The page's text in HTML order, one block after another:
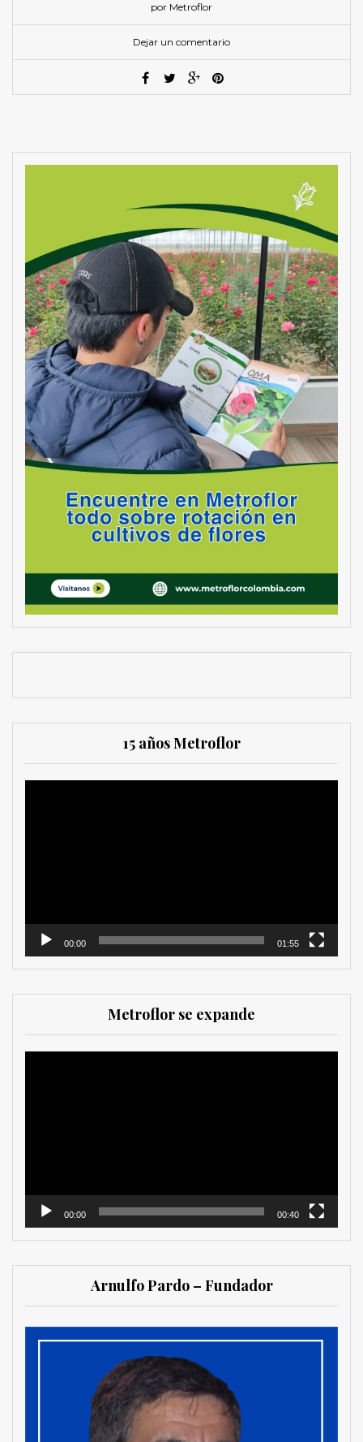
por Metroflor
Dejar un comentario
15 años Metroflor
00:00 01:55
Metroflor se expande
00:00 00:40
Arnulfo Pardo – Fundador